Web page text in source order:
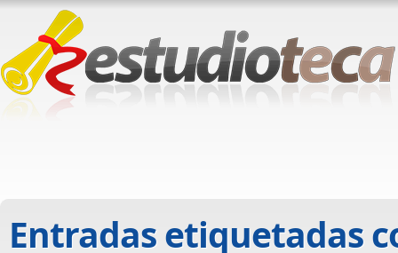
Entradas etiquetadas